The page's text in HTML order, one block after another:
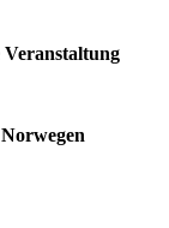
Veranstaltung